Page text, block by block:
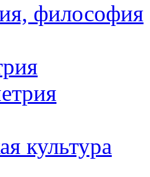
философия
культура